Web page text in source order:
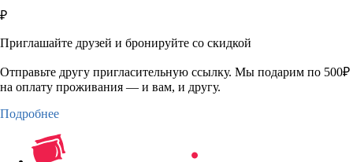
₽
Приглашайте друзей и бронируйте со скидкой
Отправьте другу пригласительную ссылку. Мы подарим по 500₽
на оплату проживания — и вам, и другу.
Подробнее